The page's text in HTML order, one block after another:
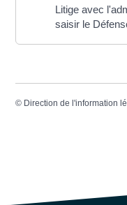
Litige avec
saisir le
© Direction de l'information